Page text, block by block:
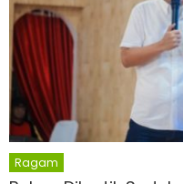
Ragam